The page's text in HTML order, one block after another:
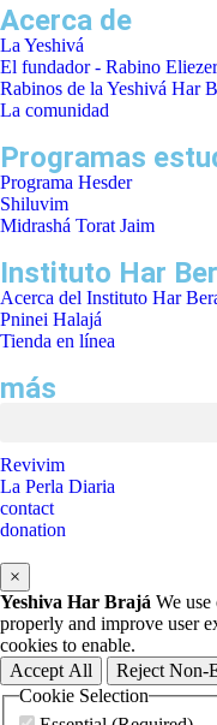
Acerca de
La Yeshivá
El fundador - Rabino
Rabinos de la Yeshivá Har
La comunidad
Programas
Programa Hesder
Shiluvim
Midrashá Torat Jaim
Instituto Har
Acerca del Instituto Har
Pninei Halajá
Tienda en línea
más
Revivim
La Perla Diaria
contact
donation
×
Yeshiva Har Brajá We
properly and improve user
cookies to enable.
Accept All
Reject Non-
Cookie Selection